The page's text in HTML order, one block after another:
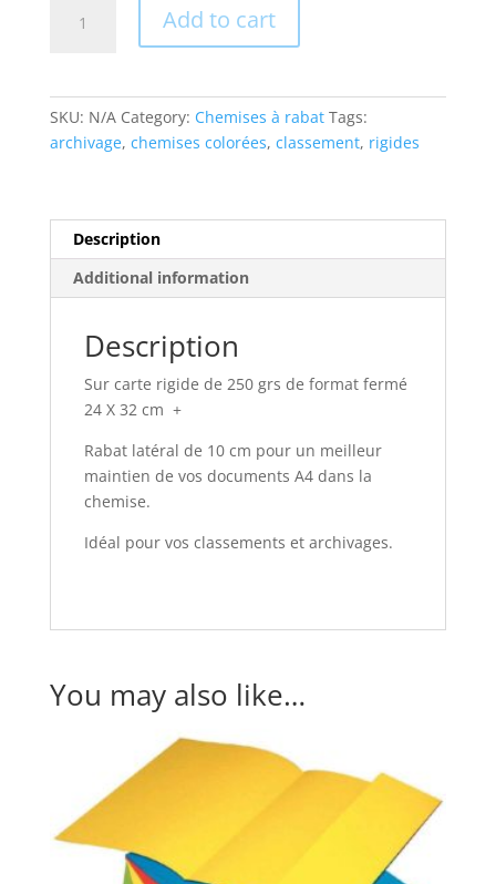
SUPER
32
Rabat
quantity
Add to cart
SKU: N/A Category: Chemises à rabat Tags:
archivage, chemises colorées, classement, rigides
Description
Additional information
Description
Sur carte rigide de 250 grs de format fermé
24 X 32 cm +
Rabat latéral de 10 cm pour un meilleur
maintien de vos documents A4 dans la
chemise.
Idéal pour vos classements et archivages.
You may also like…